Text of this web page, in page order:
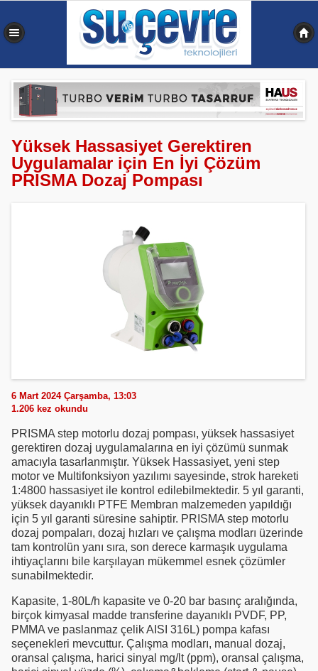
Yüksek Hassasiyet Gerektiren
Uygulamalar için En İyi Çözüm
PRISMA Dozaj Pompası
6 Mart 2024 Çarşamba, 13:03
1.206 kez okundu
PRISMA step motorlu dozaj pompası, yüksek hassasiyet
gerektiren dozaj uygulamalarına en iyi çözümü sunmak
amacıyla tasarlanmıştır. Yüksek Hassasiyet, yeni step
motor ve Multifonksiyon yazılımı sayesinde, strok hareketi
1:4800 hassasiyet ile kontrol edilebilmektedir. 5 yıl garanti,
yüksek dayanıklı PTFE Membran malzemeden yapıldığı
için 5 yıl garanti süresine sahiptir. PRISMA step motorlu
dozaj pompaları, dozaj hızları ve çalışma modları üzerinde
tam kontrolün yanı sıra, son derece karmaşık uygulama
ihtiyaçlarını bile karşılayan mükemmel esnek çözümler
sunabilmektedir.
Kapasite, 1-80L/h kapasite ve 0-20 bar basınç aralığında,
birçok kimyasal madde transferine dayanıklı PVDF, PP,
PMMA ve paslanmaz çelik AISI 316L) pompa kafası
seçenekleri mevcuttur. Çalışma modları, manual dozaj,
oransal çalışma, harici sinyal mg/lt (ppm), oransal çalışma,
0,344 sn